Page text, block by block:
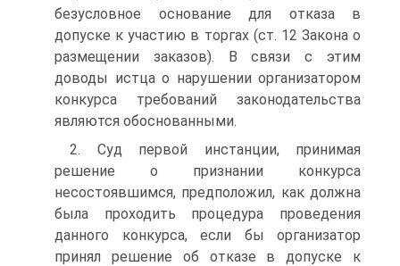
безусловное основание для отказа в
допуске к участию в торгах (ст. 12 Закона о
размещении заказов). В связи с этим
доводы истца о нарушении организатором
конкурса требований законодательства
являются обоснованными.
2. Суд первой инстанции, принимая
решение о признании конкурса
несостоявшимся, предположил, как должна
была проходить процедура проведения
данного конкурса, если бы организатор
принял решение об отказе в допуске к